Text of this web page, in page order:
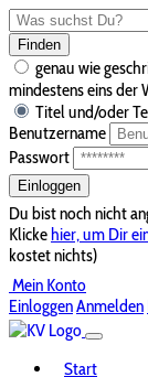
Finden
genau wie
mindestens eins der
Titel und/oder
Benutzername
Passwort
Einloggen
Du bist noch nicht
Klickehier, um Dir
kostet nichts)
Mein Konto
EinloggenAnmelden
Start